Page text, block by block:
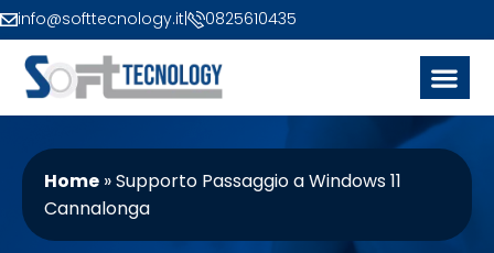
info@softtecnology.it 0825610435
Home »Supporto Passaggio a Windows 11
Cannalonga